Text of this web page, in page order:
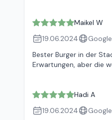
Maikel W
19.06.2024
Google
Bester Burger in der
Erwartungen, aber die
Hadi A
19.06.2024
Google